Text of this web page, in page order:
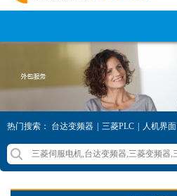
热门搜索： 台达变频器 | 三菱PLC | 人机界面
频器 西门子变频器 | 三菱变频器